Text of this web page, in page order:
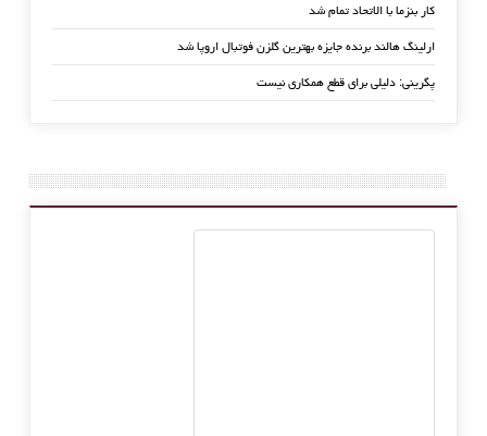
کار بنزما با الاتحاد تمام شد
ارلینگ هالند برنده جایزه بهترین گلزن فوتبال اروپا شد
پگرینی: دلیلی برای قطع همکاری نیست